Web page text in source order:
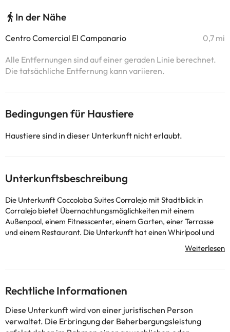
In der Nähe
Centro Comercial El Campanario 0,7 mi
Alle Entfernungen sind auf einer geraden Linie berechnet.
Die tatsächliche Entfernung kann variieren.
Bedingungen für Haustiere
Haustiere sind in dieser Unterkunft nicht erlaubt.
Unterkunftsbeschreibung
Die Unterkunft Coccoloba Suites Corralejo mit Stadtblick in
Corralejo bietet Übernachtungsmöglichkeiten mit einem
Außenpool, einem Fitnesscenter, einem Garten, einer Terrasse
und einem Restaurant. Die Unterkunft hat einen Whirlpool und
Klimaanlage, einer voll ausgestatteten Küche, einem Flachbild-
Kühlschrank, eine Mikrowelle und eine Herdplatte sowie eine
Kaffeemaschine und einen Wasserkocher. In der Nähe der
Unterkunft Coccoloba Suites Corralejo finden Sie die
interessanten Orte Strand Playa Corralejo, Strand Playa de
Corralejo Viejo und Strand Playa las Clavellinas. Der
Rechtliche Informationen
Diese Unterkunft wird von einer juristischen Person
verwaltet. Die Erbringung der Beherbergungsleistung